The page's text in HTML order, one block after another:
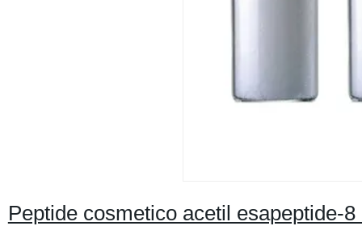
Peptide cosmetico acetil esapeptide-